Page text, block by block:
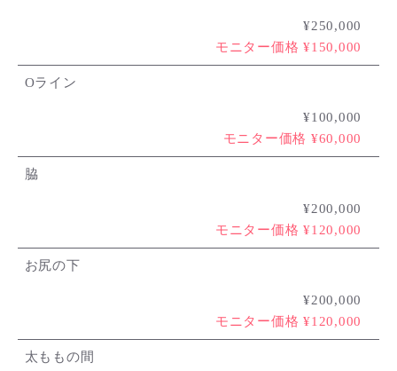
¥250,000
モニター価格 ¥150,000
Oライン
¥100,000
モニター価格 ¥60,000
脇
¥200,000
モニター価格 ¥120,000
お尻の下
¥200,000
モニター価格 ¥120,000
太ももの間